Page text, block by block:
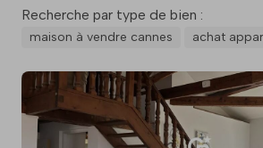
Recherche par type de bien :
maison à vendre cannes achat